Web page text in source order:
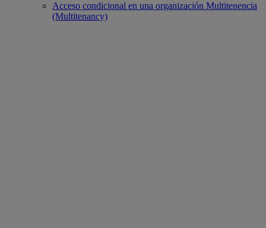
Acceso condicional en una organización Multitenencia
(Multitenancy)